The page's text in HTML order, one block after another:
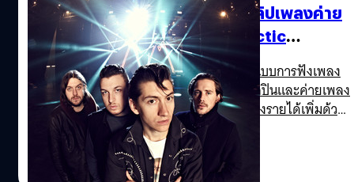
เจรจาไม่ลงตัว! ยูทูปเตรียมแบนคลิปเพลงค่าย
อินดี้แล้ว Adele-Radiohead-Arctic
Monkeys โดนด้วย
ภายหลังจากยูทูปได้ตัดสินใจปรับเปลี่ยนรูปแบบการฟังเพลง
ใหม่ ให้เป็นระบบสมัครสมาชิก ซึ่งจะทำให้ศิลปินและค่ายเพลง
ที่ตอบรับข้อเสนอของยูทูปนั้นจะได้รับส่วนแบ่งรายได้เพิ่มด้วย
แต่ในขณะเดียวกัน การเจรจาระหว่างยูทูปกับค่ายเพลงขนาด
เล็กนั้นกลับไม่ราบรื่น และทำให้ยูทูปเตรียมตัดสินใจบล็อค
คลิปเพลงของศิลปินที่ไม่สามารถตกลงข้อเสนอได้ชั่วคราว
ณัฐพันธ์ ส่งวิรุฬห์ | 4432 days ago
Read More